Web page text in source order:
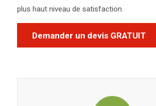
plus haut niveau de satisfaction.
Demander un devis GRATUIT